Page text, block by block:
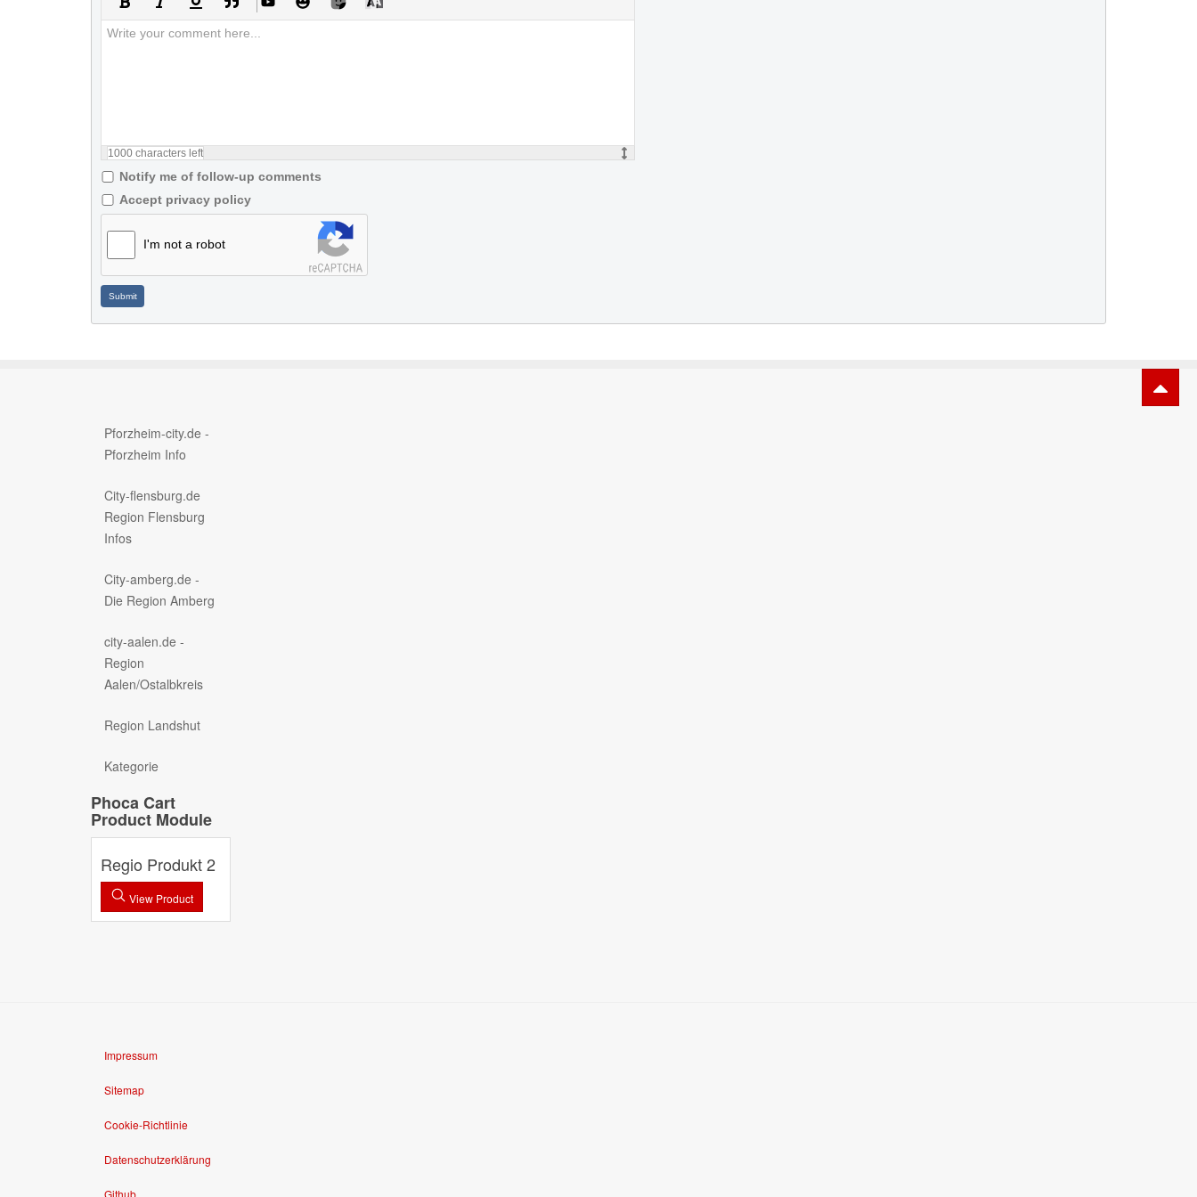
1000 characters left
Notify me of follow-up comments
Accept privacy policy
I'm not a robot
Submit
Pforzheim-city.de -
Pforzheim Info
City-flensburg.de
Region Flensburg
Infos
City-amberg.de -
Die Region Amberg
city-aalen.de -
Region
Aalen/Ostalbkreis
Region Landshut
Kategorie
Phoca Cart
Product Module
Regio Produkt 2
View Product
Impressum
Sitemap
Cookie-Richtlinie
Datenschutzerklärung
Github